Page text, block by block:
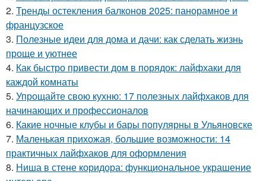
2. Тренды остекления балконов 2025: панорамное и
французское
3. Полезные идеи для дома и дачи: как сделать жизнь
проще и уютнее
4. Как быстро привести дом в порядок: лайфхаки для
каждой комнаты
5. Упрощайте свою кухню: 17 полезных лайфхаков для
начинающих и профессионалов
6. Какие ночные клубы и бары популярны в Ульяновске
7. Маленькая прихожая, большие возможности: 14
практичных лайфхаков для оформления
8. Ниша в стене коридора: функциональное украшение